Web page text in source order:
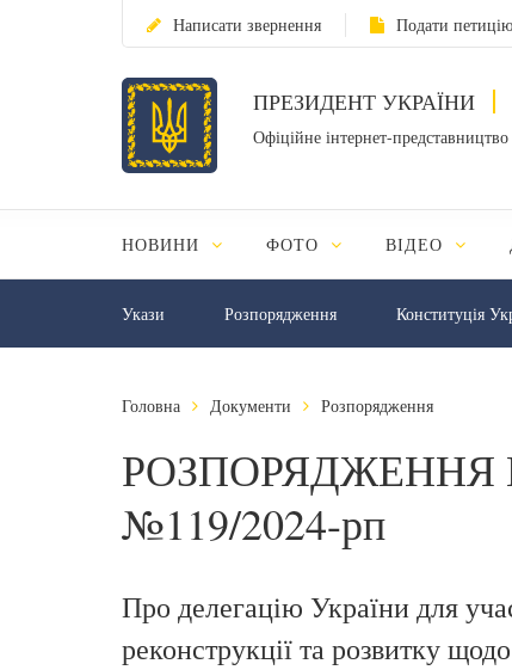
Написати звернення Подати петицію
ПРЕЗИДЕНТ УКРАЇНИ
Офіційне інтернет-представництво
НОВИНИ ФОТО ВІДЕО
Укази Розпорядження Конституція
Головна Документи Розпорядження
РОЗПОРЯДЖЕННЯ
№119/2024-рп
Про делегацію України для
реконструкції та розвитку